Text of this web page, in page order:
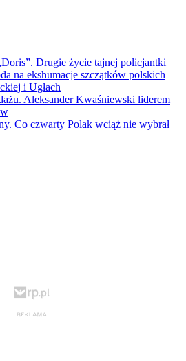
Drugie życie tajnej policjantki
na ekshumacje szczątków polskich
i Ugłach
Aleksander Kwaśniewski liderem
Co czwarty Polak wciąż nie wybrał